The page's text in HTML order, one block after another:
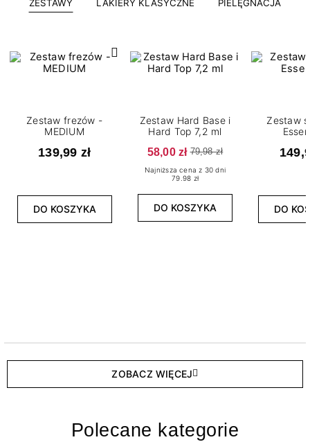
ZESTAWY LAKIERY KLASYCZNE PIELĘGNACJA
Zestaw frezów -
MEDIUM
139,99 zł
DO KOSZYKA
Zestaw Hard Base i
Hard Top 7,2 ml
58,00 zł 79,98 zł
Najniższa cena z 30 dni
79.98 zł
DO KOSZYKA
Zestaw
DO
ZOBACZ WIĘCEJ
Polecane kategorie